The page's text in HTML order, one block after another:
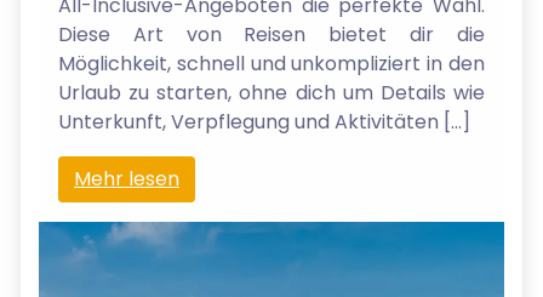
Diese Art von Reisen bietet dir die
Möglichkeit, schnell und unkompliziert in den
Urlaub zu starten, ohne dich um Details wie
Unterkunft, Verpflegung und Aktivitäten […]
Mehr lesen